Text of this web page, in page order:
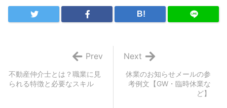
B!
休業のお知らせメールの参
考例文【GW・臨時休業な
ど】
Next
不動産仲介士とは？職業に見
られる特徴と必要なスキル
Prev